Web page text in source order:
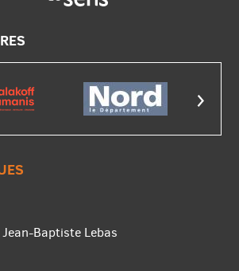
Baptiste Lebas